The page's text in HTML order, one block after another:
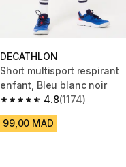
DECATHLON
Short multisport respirant
enfant, Bleu blanc noir
4.8
4.8 out of 5 stars from
(1174)
99,00 MAD